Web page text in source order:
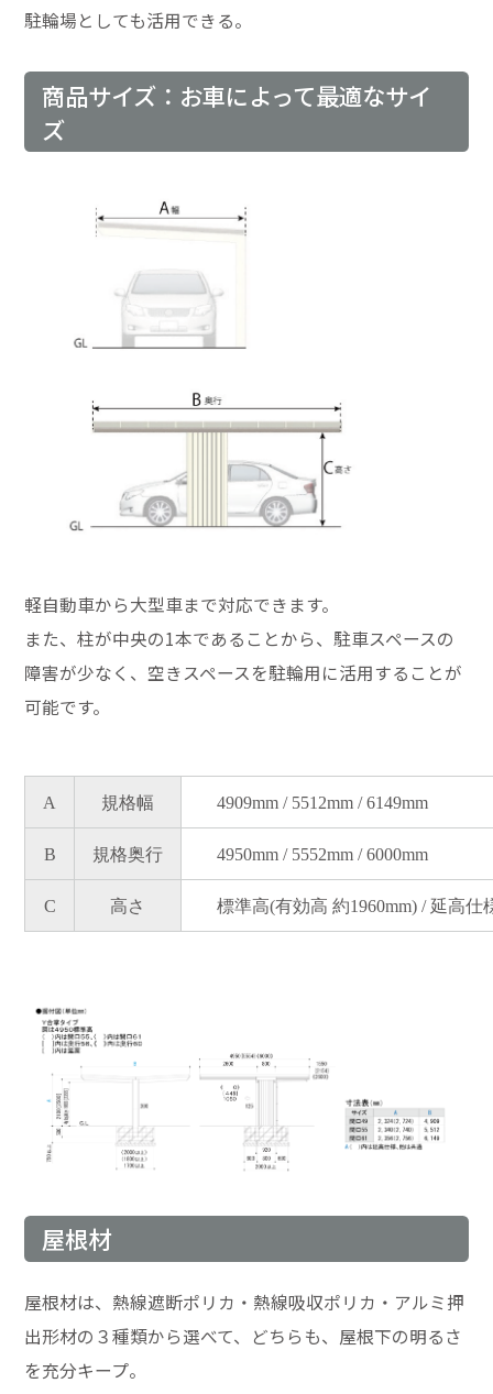
駐輪場としても活用できる。
商品サイズ：お車によって最適なサイ
ズ
軽自動車から大型車まで対応できます。
また、柱が中央の1本であることから、駐車スペースの
障害が少なく、空きスペースを駐輪用に活用することが
可能です。
A 規格幅 4909mm / 5512mm / 6149mm
B 規格奥行 4950mm / 5552mm / 6000mm
C 高さ 標準高(有効高 約1960mm) / 延高仕
屋根材
屋根材は、熱線遮断ポリカ・熱線吸収ポリカ・アルミ押
出形材の３種類から選べて、どちらも、屋根下の明るさ
を充分キープ。